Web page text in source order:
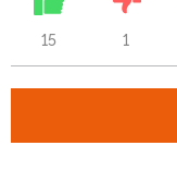
15 1